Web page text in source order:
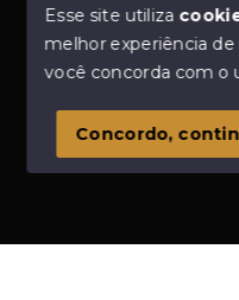
Olá!
© Copyright 2026 -
SITE PARA IMOBILIARIA
Esse site utiliza
melhor experiência
você concorda com o
Concordo,